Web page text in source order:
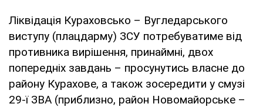
Ліквідація Кураховсько – Вугледарського
виступу (плацдарму) ЗСУ потребуватиме від
противника вирішення, принаймні, двох
попередніх завдань – просунутись власне до
району Курахове, а також зосередити у смузі
29-ї ЗВА (приблизно, район Новомайорське –